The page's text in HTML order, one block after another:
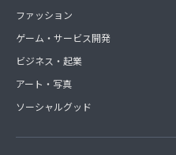
ファッション
ゲーム・サービス開発
ビジネス・起業
アート・写真
ソーシャルグッド